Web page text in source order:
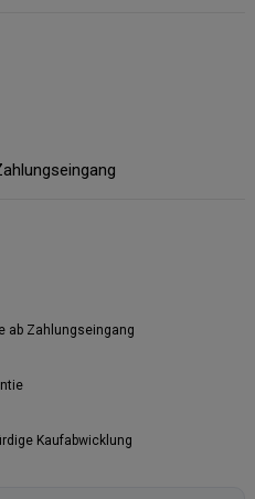
ab Zahlungseingang
Kaufabwicklung